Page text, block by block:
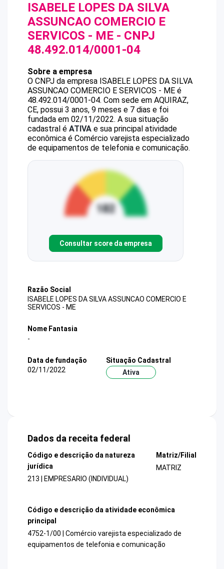
ISABELE LOPES DA SILVA
ASSUNCAO COMERCIO E
SERVICOS - ME - CNPJ
48.492.014/0001-04
Sobre a empresa
O CNPJ da empresa ISABELE LOPES DA SILVA
ASSUNCAO COMERCIO E SERVICOS - ME é
48.492.014/0001-04. Com sede em AQUIRAZ,
CE, possui 3 anos, 9 meses e 7 dias e foi
fundada em 02/11/2022. A sua situação
cadastral é ATIVA e sua principal atividade
econômica é Comércio varejista especializado
de equipamentos de telefonia e comunicação.
Consultar score da empresa
Razão Social
ISABELE LOPES DA SILVA ASSUNCAO COMERCIO E
SERVICOS - ME
Nome Fantasia
-
Data de fundação
02/11/2022
Situação Cadastral
Ativa
Dados da receita federal
Código e descrição da natureza
jurídica
213 | EMPRESARIO (INDIVIDUAL)
Matriz/Filial
MATRIZ
Código e descrição da atividade econômica
principal
4752-1/00 | Comércio varejista especializado de
equipamentos de telefonia e comunicação